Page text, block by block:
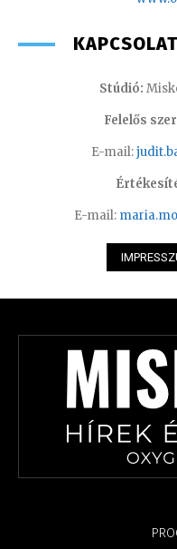
Stúdió:
Felelős
E-mail:
E-mail: